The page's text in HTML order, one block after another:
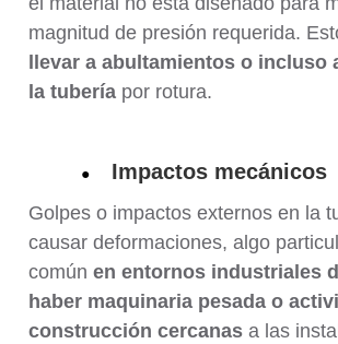
magnitud de presión requerida.
llevar a abultamientos o incluso
la tuberíapor rotura.
● Impactos mecánicos
Golpes o impactos externos en la
causar deformaciones, algo
común en entornos industriales
haber maquinaria pesada o
construcción cercanas a las